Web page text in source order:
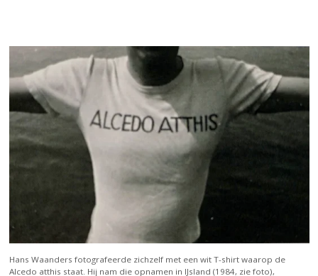
Hans Waanders fotografeerde zichzelf met een wit T-shirt waarop de
Alcedo atthis staat. Hij nam die opnamen in IJsland (1984, zie foto),